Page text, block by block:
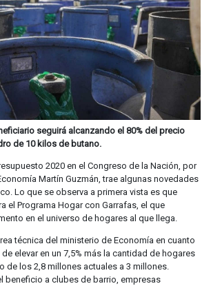
seguirá alcanzando el 80% del precio
de 10 kilos de butano.
2020 en el Congreso de la Nación, por
Martín Guzmán, trae algunas novedades
Lo que se observa a primera vista es que
el Programa Hogar con Garrafas, el que
en el universo de hogares al que llega.
técnica del ministerio de Economía en cuanto
elevar en un 7,5% más la cantidad de hogares
de los 2,8 millones actuales a 3 millones.
beneficio a clubes de barrio, empresas